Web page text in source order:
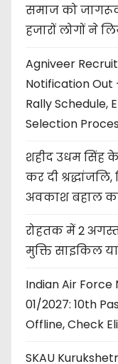
समाज को
हजारों लोगों ने
Agniveer
Notification Out
Rally Schedule,
Selection
शहीद उधम सिंह
कर दी श्रद्धांजलि,
अवकाश बहाल
रोहतक में 2
मुक्ति साइकिल
Indian Air
01/2027: 10th
Offline, Check
SKAU